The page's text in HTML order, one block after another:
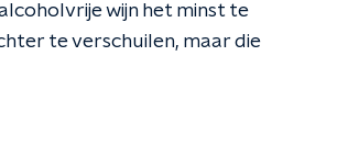
wijn het minst te
te verschuilen, maar die